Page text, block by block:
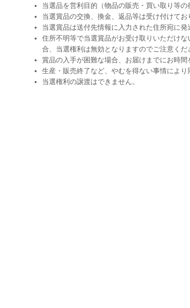
当選品を営利目的（物品の販売・買い取り等
当選賞品の交換、換金、返品等は受け付けてお
当選賞品は送付先情報に入力された住所宛に
住所不明等で当選賞品がお受け取りいただけ
合、当選権利は無効となりますのでご注意くだ
賞品の入手が困難な場合、お届けまでにお時間
生産・販売終了など、やむを得ない事情によ
当選権利の譲渡はできません。